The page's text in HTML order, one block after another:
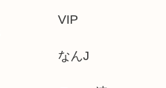
VIP
なんJ